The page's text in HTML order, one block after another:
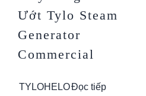
Ướt Tylo Steam
Generator
Commercial
TYLOHELOĐọc tiếp